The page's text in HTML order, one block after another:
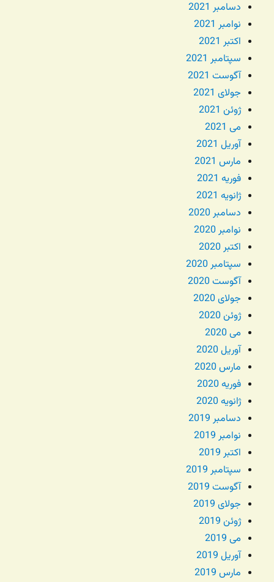
دسامبر 2021
نوامبر 2021
اکتبر 2021
سپتامبر 2021
آگوست 2021
جولای 2021
ژوئن 2021
می 2021
آوریل 2021
مارس 2021
فوریه 2021
ژانویه 2021
دسامبر 2020
نوامبر 2020
اکتبر 2020
سپتامبر 2020
آگوست 2020
جولای 2020
ژوئن 2020
می 2020
آوریل 2020
مارس 2020
فوریه 2020
ژانویه 2020
دسامبر 2019
نوامبر 2019
اکتبر 2019
سپتامبر 2019
آگوست 2019
جولای 2019
ژوئن 2019
می 2019
آوریل 2019
مارس 2019